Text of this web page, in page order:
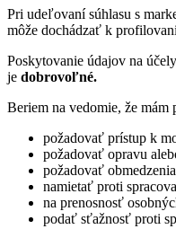
Pri udeľovaní súhlasu s
môže dochádzať k
Poskytovanie údajov na
je dobrovoľné.
Beriem na vedomie, že mám
požadovať prístup k
požadovať opravu
požadovať
namietať proti
na prenosnosť
podať sťažnosť proti